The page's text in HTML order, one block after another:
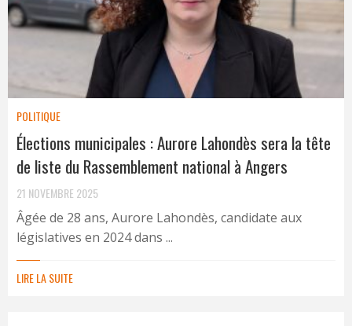
POLITIQUE
Élections municipales : Aurore Lahondès sera la tête
de liste du Rassemblement national à Angers
21 NOVEMBRE 2025
Âgée de 28 ans, Aurore Lahondès, candidate aux
législatives en 2024 dans ...
LIRE LA SUITE